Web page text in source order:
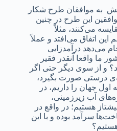
به موافقان طرح شکار
این طرح در چنین
می‌کنند، مثلاً
اتفاق می‌افتد و عملاً
می‌دهد درآمدزایی
ما واقعا آنقدر فقیر
و از سوی دیگر حتی اگر
درستی صورت بگیرد،
جهان را داریم‌، در
آب‌ زیرزمینی،
هستیم؛ در واقع در
سرآمد بوده و با این